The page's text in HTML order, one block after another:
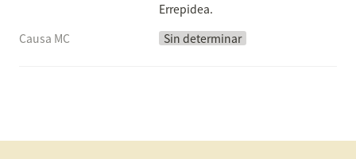
Errepidea.
Causa MC
Sin determinar